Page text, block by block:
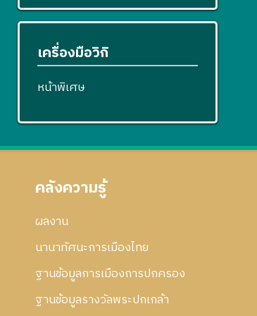
เครื่องมือวิกิ
หน้าพิเศษ
คลังความรู้
ผลงาน
นานาทัศนะการเมืองไทย
ฐานข้อมูลการเมืองการปกครอง
ฐานข้อมูลรางวัลพระปกเกล้า